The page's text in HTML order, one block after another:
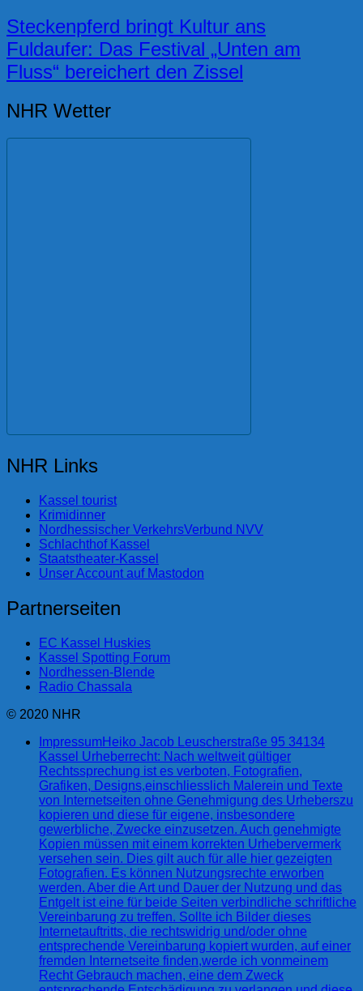
Steckenpferd bringt Kultur ans
Fuldaufer: Das Festival „Unten am
Fluss“ bereichert den Zissel
NHR Wetter
NHR Links
Kassel tourist
Krimidinner
Nordhessischer VerkehrsVerbund NVV
Schlachthof Kassel
Staatstheater-Kassel
Unser Account auf Mastodon
Partnerseiten
EC Kassel Huskies
Kassel Spotting Forum
Nordhessen-Blende
Radio Chassala
© 2020 NHR
ImpressumHeiko Jacob Leuscherstraße 95 34134
Kassel Urheberrecht: Nach weltweit gültiger
Rechtssprechung ist es verboten, Fotografien,
Grafiken, Designs,einschliesslich Malerein und Texte
von Internetseiten ohne Genehmigung des Urheberszu
kopieren und diese für eigene, insbesondere
gewerbliche, Zwecke einzusetzen. Auch genehmigte
Kopien müssen mit einem korrekten Urhebervermerk
versehen sein. Dies gilt auch für alle hier gezeigten
Fotografien. Es können Nutzungsrechte erworben
werden. Aber die Art und Dauer der Nutzung und das
Entgelt ist eine für beide Seiten verbindliche schriftliche
Vereinbarung zu treffen. Sollte ich Bilder dieses
Internetauftritts, die rechtswidrig und/oder ohne
entsprechende Vereinbarung kopiert wurden, auf einer
fremden Internetseite finden,werde ich vonmeinem
Recht Gebrauch machen, eine dem Zweck